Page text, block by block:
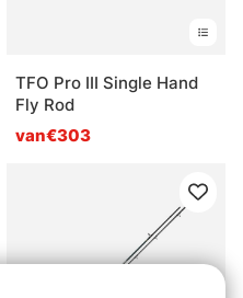
TFO Pro III Single Hand
Fly Rod
van€303